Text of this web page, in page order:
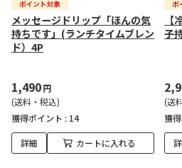
メッセージドリップ「ほんの気
持ちです」(ランチタイムブレン
ド）4P
1,490円
(送料・税込)
獲得ポイント : 14
詳細 カートに入れる
子
(送
獲